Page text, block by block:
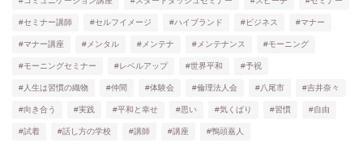
#セミナー講師 #セルフイメージ #ハイブランド #ビジネス #マナー
#マナー講座 #メンタル #メンテナ #メンテナンス #モーニング
#モーニングセミナー #レベルアップ #世界平和 #予祝
#人生は習慣の織物 #仲間 #体験会 #倫理法人会 #八尾市 #吉井奈々
#向き合う #実践 #平和と幸せ #思い #気くばり #習慣 #自由
#試着 #話し方の学校 #講師 #講座 #鴨頭嘉人